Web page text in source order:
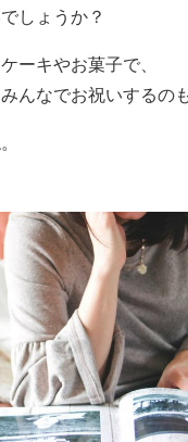
しょうか？
ーキやお菓子で、
んなでお祝いするの